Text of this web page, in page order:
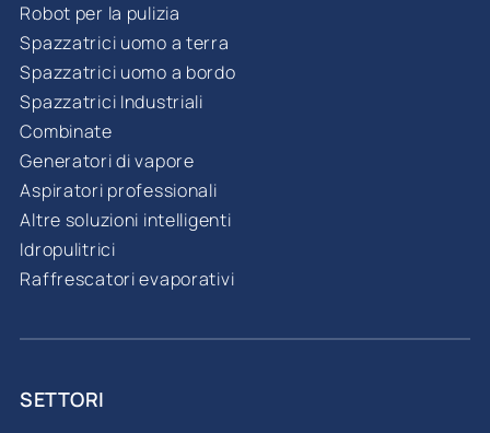
Robot per la pulizia
Spazzatrici uomo a terra
Spazzatrici uomo a bordo
Spazzatrici Industriali
Combinate
Generatori di vapore
Aspiratori professionali
Altre soluzioni intelligenti
Idropulitrici
Raffrescatori evaporativi
SETTORI